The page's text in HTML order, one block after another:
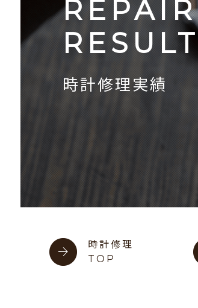
REPAIR
時計修理実績
時計修理
TOP